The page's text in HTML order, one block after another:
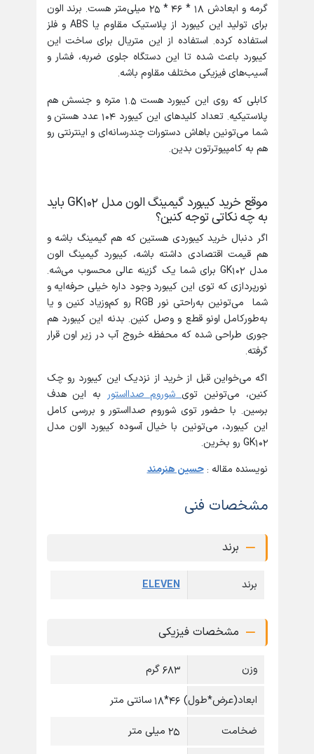
گرمه و ابعادش 18 * 46 * 25 میلی‌متر هست. برند الون
برای تولید این کیبورد از پلاستیک مقاوم یا ABS و فلز
استفاده کرده. استفاده از این متریال برای ساخت این
کیبورد باعث شده تا این دستگاه جلوی ضربه، فشار و
آسیب‌های فیزیکی مختلف مقاوم باشه.
کابلی که روی این کیبورد هست 1.5 متره و جنسش هم
پلاستیکیه. تعداد کلیدهای این کیبورد 104 عدد هستن و
شما می‌تونین باهاش دستورات چندرسانه‌ای و اینترنتی رو
هم به کامپیوترتون بدین.
موقع خرید کیبورد گیمینگ الون مدل GK102 باید
به چه نکاتی توجه کنین؟
اگر دنبال خرید کیبوردی هستین که هم گیمینگ باشه و
هم قیمت اقتصادی داشته باشه، کیبورد گیمینگ الون
مدل GK102 برای شما یک گزینه عالی محسوب می‌شه.
نورپردازی که توی این کیبورد وجود داره خیلی حرفه‌ایه و
شما می‌تونین به‌راحتی نور RGB رو کم‌وزیاد کنین و یا
به‌طورکامل اونو قطع‌ و وصل کنین. بدنه این کیبورد هم
جوری طراحی شده که محفظه خروج آب در زیر اون قرار
گرفته.
اگه می‌خواین قبل از خرید از نزدیک این کیبورد رو چک
کنین، می‌تونین توی شوروم صدااستور به این هدف
برسین. با حضور توی شوروم صدااستور و بررسی کامل
این کیبورد، می‌تونین با خیال آسوده کیبورد الون مدل
GK102 رو بخرین.
نویسنده مقاله :حسین هنرمند
مشخصات فنی
برند
برند ELEVEN
مشخصات فیزیکی
وزن 683 گرم
ابعاد(عرض*طول) 46*18 سانتی متر
ضخامت 25 میلی متر